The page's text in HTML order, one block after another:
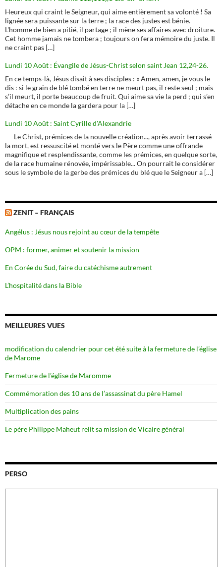
Heureux qui craint le Seigneur, qui aime entièrement sa volonté ! Sa
lignée sera puissante sur la terre ; la race des justes est bénie.
L'homme de bien a pitié, il partage ; il mène ses affaires avec droiture.
Cet homme jamais ne tombera ; toujours on fera mémoire du juste. Il
ne craint pas […]
Lundi 10 Août : Évangile de Jésus-Christ selon saint Jean 12,24-26.
En ce temps-là, Jésus disait à ses disciples : « Amen, amen, je vous le
dis : si le grain de blé tombé en terre ne meurt pas, il reste seul ; mais
s’il meurt, il porte beaucoup de fruit. Qui aime sa vie la perd ; qui s’en
détache en ce monde la gardera pour la […]
Lundi 10 Août : Saint Cyrille d'Alexandrie
Le Christ, prémices de la nouvelle création..., après avoir terrassé
la mort, est ressuscité et monté vers le Père comme une offrande
magnifique et resplendissante, comme les prémices, en quelque sorte,
de la race humaine rénovée, impérissable... On pourrait le considérer
sous le symbole de la gerbe des prémices du blé que le Seigneur a […]
ZENIT – FRANÇAIS
Angélus : Jésus nous rejoint au cœur de la tempête
OPM : former, animer et soutenir la mission
En Corée du Sud, faire du catéchisme autrement
L’hospitalité dans la Bible
MEILLEURES VUES
modification du calendrier pour cet été suite à la fermeture de l’église
de Marome
Fermeture de l’église de Maromme
Commémoration des 10 ans de l’assassinat du père Hamel
Multiplication des pains
Le père Philippe Maheut relit sa mission de Vicaire général
PERSO